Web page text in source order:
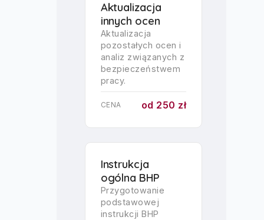
Aktualizacja
innych ocen
Aktualizacja
pozostałych ocen i
analiz związanych z
bezpieczeństwem
pracy.
CENA od 250 zł
Instrukcja
ogólna BHP
Przygotowanie
podstawowej
instrukcji BHP